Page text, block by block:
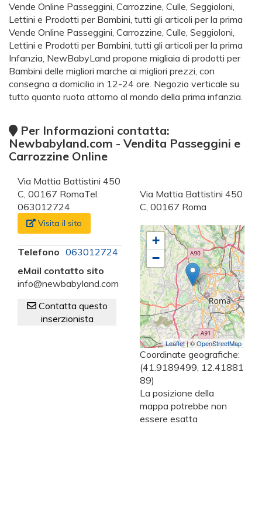
Vende Online Passeggini, Carrozzine, Culle, Seggioloni,
Lettini e Prodotti per Bambini, tutti gli articoli per la prima
Vende Online Passeggini, Carrozzine, Culle, Seggioloni,
Lettini e Prodotti per Bambini, tutti gli articoli per la prima
Infanzia, NewBabyLand propone migliaia di prodotti per
Bambini delle migliori marche ai migliori prezzi, con
consegna a domicilio in 12-24 ore. Negozio verticale su
tutto quanto ruota attorno al mondo della prima infanzia.
Per Informazioni contatta:
Newbabyland.com - Vendita Passeggini e
Carrozzine Online
Via Mattia Battistini 450
C, 00167 RomaTel.
063012724
Visita il sito
Telefono 063012724
eMail contatto sito
info@newbabyland.com
Contatta questo
inserzionista
Via Mattia Battistini 450
C, 00167 Roma
+
−
Leaflet| ©OpenStreetMap
Coordinate geografiche:
(41.9189499, 12.41881
89)
La posizione della
mappa potrebbe non
essere esatta